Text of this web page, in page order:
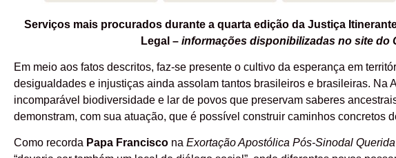
Serviços mais procurados durante a quarta edição da Justiça
Legal – informações disponibilizadas no site do
Em meio aos fatos descritos, faz-se presente o cultivo da esperança em
desigualdades e injustiças ainda assolam tantos brasileiros e brasileiras. Na
incomparável biodiversidade e lar de povos que preservam saberes
demonstram, com sua atuação, que é possível construir caminhos concretos
Como recorda Papa Francisco na Exortação Apostólica Pós-Sinodal